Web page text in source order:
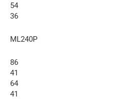
54
36
ML240P
86
41
64
41